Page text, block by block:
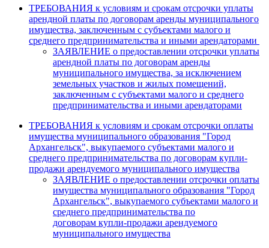
ТРЕБОВАНИЯ к условиям и срокам отсрочки уплаты
арендной платы по договорам аренды муниципального
имущества, заключенным с субъектами малого и
среднего предпринимательства и иными арендаторами
ЗАЯВЛЕНИЕ о предоставлении отсрочки уплаты
арендной платы по договорам аренды
муниципального имущества, за исключением
земельных участков и жилых помещений,
заключенным с субъектами малого и среднего
предпринимательства и иными арендаторами
ТРЕБОВАНИЯ к условиям и срокам отсрочки оплаты
имущества муниципального образования "Город
Архангельск", выкупаемого субъектами малого и
среднего предпринимательства по договорам купли-
продажи арендуемого муниципального имущества
ЗАЯВЛЕНИЕ о предоставлении отсрочки оплаты
имущества муниципального образования "Город
Архангельск", выкупаемого субъектами малого и
среднего предпринимательства по
договорам купли-продажи арендуемого
муниципального имущества